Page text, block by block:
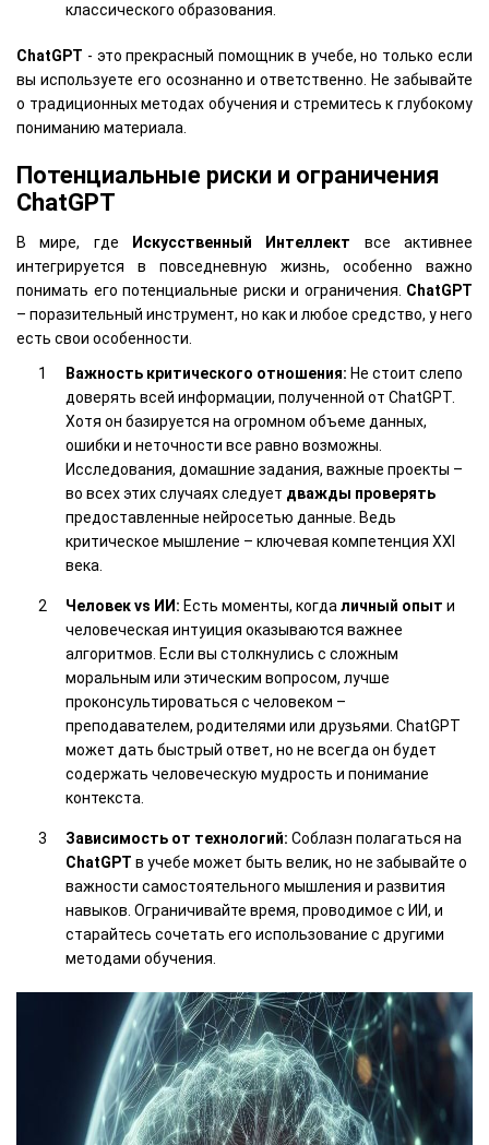
классического образования.
ChatGPT - это прекрасный помощник в учебе, но только если
вы используете его осознанно и ответственно. Не забывайте
о традиционных методах обучения и стремитесь к глубокому
пониманию материала.
Потенциальные риски и ограничения
ChatGPT
В мире, где Искусственный Интеллект все активнее
интегрируется в повседневную жизнь, особенно важно
понимать его потенциальные риски и ограничения. ChatGPT
– поразительный инструмент, но как и любое средство, у него
есть свои особенности.
Важность критического отношения: Не стоит слепо
доверять всей информации, полученной от ChatGPT.
Хотя он базируется на огромном объеме данных,
ошибки и неточности все равно возможны.
Исследования, домашние задания, важные проекты –
во всех этих случаях следует дважды проверять
предоставленные нейросетью данные. Ведь
критическое мышление – ключевая компетенция XXI
века.
Человек vs ИИ: Есть моменты, когдаличный опыт и
человеческая интуиция оказываются важнее
алгоритмов. Если вы столкнулись с сложным
моральным или этическим вопросом, лучше
проконсультироваться с человеком –
преподавателем, родителями или друзьями. ChatGPT
может дать быстрый ответ, но не всегда он будет
содержать человеческую мудрость и понимание
контекста.
Зависимость от технологий: Соблазн полагаться на
ChatGPT в учебе может быть велик, но не забывайте о
важности самостоятельного мышления и развития
навыков. Ограничивайте время, проводимое с ИИ, и
старайтесь сочетать его использование с другими
методами обучения.